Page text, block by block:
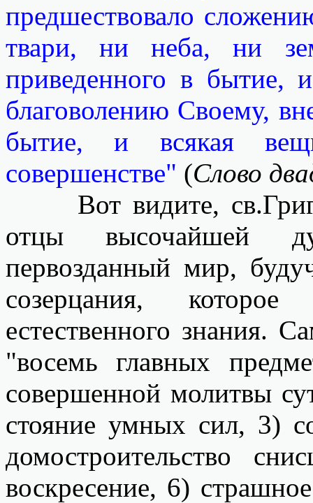
предшествовало
твари, ни неба, ни
приведенного в бытие,
благоволению Своему,
бытие, и всякая
совершенстве" (Слово
Вот видите,
отцы высочайшей
первозданный мир,
созерцания,
естественного знания.
"восемь главных
совершенной молитвы
стояние умных сил, 3)
домостроительство
воскресение, 6)